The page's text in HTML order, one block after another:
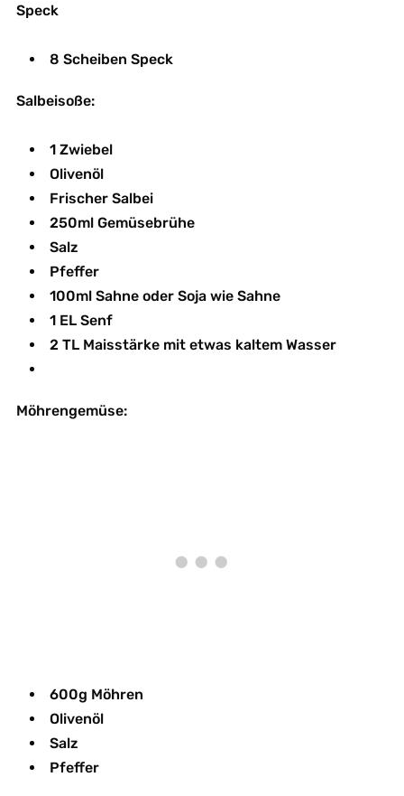
Speck
8 Scheiben Speck
Salbeisoße:
1 Zwiebel
Olivenöl
Frischer Salbei
250ml Gemüsebrühe
Salz
Pfeffer
100ml Sahne oder Soja wie Sahne
1 EL Senf
2 TL Maisstärke mit etwas kaltem Wasser
Möhrengemüse:
600g Möhren
Olivenöl
Salz
Pfeffer